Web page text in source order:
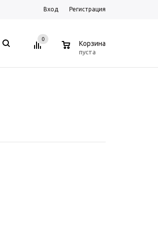
Вход Регистрация
0
Корзина
пуста